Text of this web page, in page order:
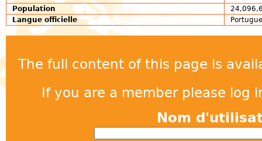
Population
Langue officielle
The full content of this page is
If you are a member please log
Nom